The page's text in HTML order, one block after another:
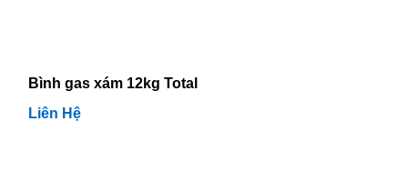
Bình gas xám 12kg Total
Liên Hệ